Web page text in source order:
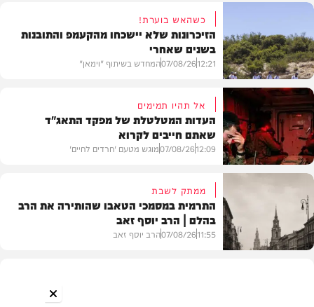
וידאו
כשהאש בוערת!
הזיכרונות שלא יישכחו מהקעמפ והתובנות
בשנים שאחרי
12:21
07/08/26המחדש בשיתוף "וימאן"
דעות
אל תהיו תמימים
העדות המטלטלת של מפקד התאג"ד
שאתם חייבים לקרוא
12:09
07/08/26מוגש מטעם 'חרדים לחיים'
ממתק לשבת
התרמית במסמכי הטאבו שהותירה את הרב
בהלם | הרב יוסף זאב
11:55
07/08/26הרב יוסף זאב